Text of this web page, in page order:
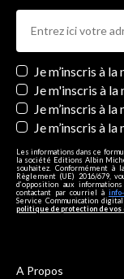
Newsletters
Je m’inscris à
Je m'inscris à
Je m’inscris à
Je m’inscris à
Les informations dans ce
la société Editions Albin
souhaitez. Conformément
Règlement (UE) 2016/679,
d’opposition aux
contactant par courriel à
Service Communication
politique de protection de vos
A Propos